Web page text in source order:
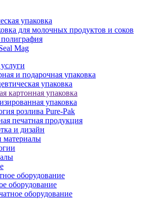
упаковка
для молочных продуктов и соков
Mag
и подарочная упаковка
упаковка
картонная упаковка
упаковка
розлива Pure-Pak
печатная продукция
и дизайн
материалы
оборудование
оборудование
оборудование